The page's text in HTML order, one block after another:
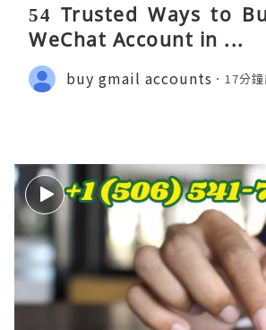
54 Trusted Ways to
WeChat Account in ...
buy gmail accounts 17分